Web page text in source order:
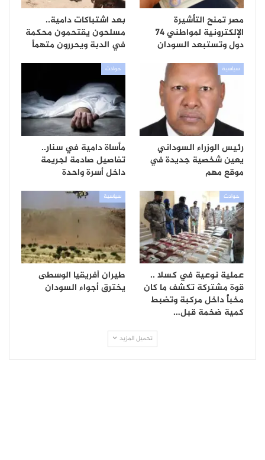
مصر تمنح التأشيرة
الإلكترونية لمواطني 74
دول وتستبعد السودان
بعد اشتباكات دامية..
مسلحون يقتحمون محكمة
في الدبة ويحررون متهماً
سياسية
رئيس الوزراء السوداني
يعين شخصية جديدة في
موقع مهم
حوادث
مأساة دامية في سنار..
تفاصيل صادمة لجريمة
داخل أسرة واحدة
حوادث
عملية نوعية في كسلا ..
قوة مشتركة تكشف ما كان
مخبأً داخل مركبة وتضبط
كمية ضخمة قبل…
سياسية
طيران أفريقيا الوسطى
يخترق أجواء السودان
تحميل المزيد